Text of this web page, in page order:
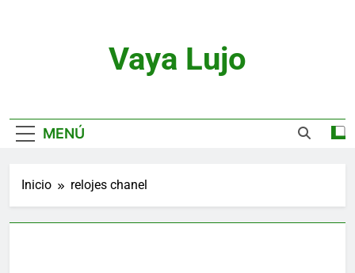
Vaya Lujo
MENÚ
Inicio relojes chanel